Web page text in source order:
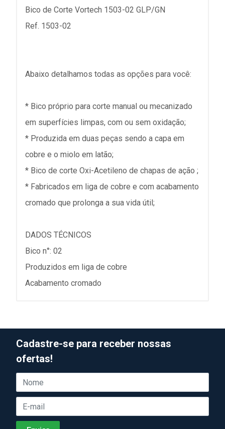
Bico de Corte Vortech 1503-02 GLP/GN
Ref. 1503-02
Abaixo detalhamos todas as opções para você:
* Bico próprio para corte manual ou mecanizado
em superfícies limpas, com ou sem oxidação;
* Produzida em duas peças sendo a capa em
cobre e o miolo em latão;
* Bico de corte Oxi-Acetileno de chapas de ação ;
* Fabricados em liga de cobre e com acabamento
cromado que prolonga a sua vida útil;
DADOS TÉCNICOS
Bico n°: 02
Produzidos em liga de cobre
Acabamento cromado
Cadastre-se para receber nossas
ofertas!